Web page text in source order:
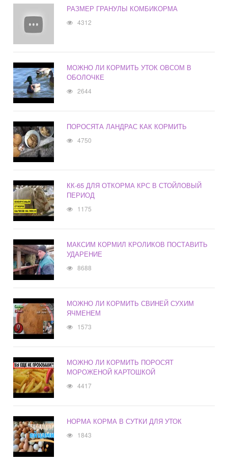
РАЗМЕР ГРАНУЛЫ КОМБИКОРМА
4312
МОЖНО ЛИ КОРМИТЬ УТОК ОВСОМ В
ОБОЛОЧКЕ
2644
ПОРОСЯТА ЛАНДРАС КАК КОРМИТЬ
4750
КК-65 ДЛЯ ОТКОРМА КРС В СТОЙЛОВЫЙ
ПЕРИОД
1175
МАКСИМ КОРМИЛ КРОЛИКОВ ПОСТАВИТЬ
УДАРЕНИЕ
8688
МОЖНО ЛИ КОРМИТЬ СВИНЕЙ СУХИМ
ЯЧМЕНЕМ
1573
МОЖНО ЛИ КОРМИТЬ ПОРОСЯТ
МОРОЖЕНОЙ КАРТОШКОЙ
4417
НОРМА КОРМА В СУТКИ ДЛЯ УТОК
1843